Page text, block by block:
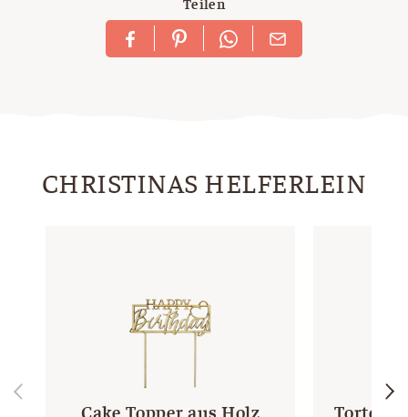
CHRISTINAS HELFERLEIN
Cake Topper aus Holz